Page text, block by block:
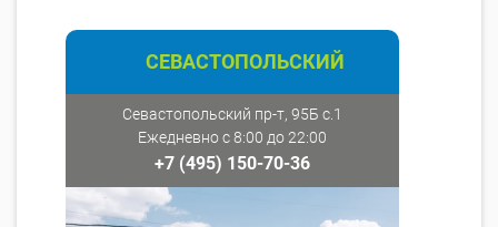
СЕВАСТОПОЛЬСКИЙ
Севастопольский пр-т, 95Б с.1
Ежедневно с 8:00 до 22:00
+7 (495) 150-70-36